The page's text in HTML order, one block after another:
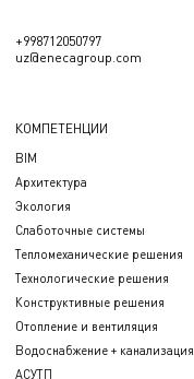
+998712050797
uz@enecagroup.com
КОМПЕТЕНЦИИ
BIM
Архитектура
Экология
Слаботочные системы
Тепломеханические решения
Технологические решения
Конструктивные решения
Отопление и вентиляция
Водоснабжение + канализация
АСУТП